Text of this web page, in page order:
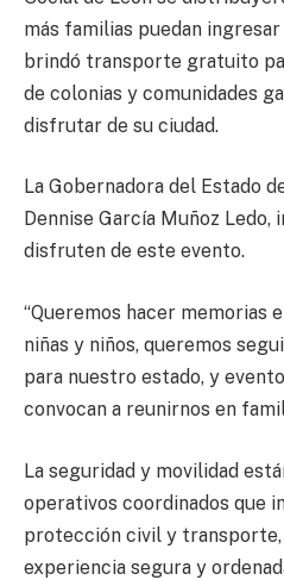
más familias puedan ingresar
brindó transporte gratuito
de colonias y comunidades
disfrutar de su ciudad.
La Gobernadora del Estado
Dennise García Muñoz Ledo,
disfruten de este evento.
“Queremos hacer memorias
niñas y niños, queremos
para nuestro estado, y
convocan a reunirnos en
La seguridad y movilidad
operativos coordinados que
protección civil y transporte,
experiencia segura y